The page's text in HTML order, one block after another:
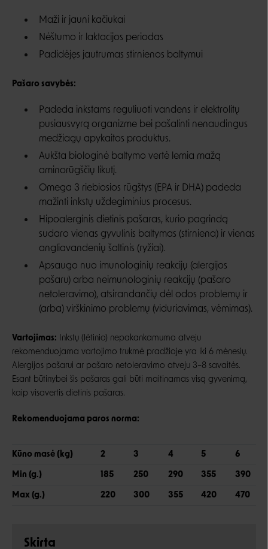
Maži ir jauni kačiukai
Nėštumo ir laktacijos periodas
Padidėjęs jautrumas stirnienos baltymui
Pašaro savybės:
Padeda inkstams reguliuoti vandens ir elektrolitų
pusiausvyrą organizme bei pašalinti nenaudingus
medžiagų apykaitos produktus.
Aukšta biologinė baltymo vertė lemia mažą
aminorūgščių likutį.
Omega 3 riebiosios rūgštys (EPA ir DHA) padeda
mažinti inkstų uždegiminius procesus.
Hipoalerginis dietinis pašaras, kurio pagrindą
sudaro vienas gyvulinis baltymas (stirniena) ir vienas
angliavandenių šaltinis (ryžiai).
Apsaugo nuo imunologinių reakcijų (alergijos
pašaru) arba neimunologinių reakcijų (pašaro
netoleravimo), atsirandančių dėl odos problemų ir
(arba) virškinimo problemų (viduriavimas, vėmimas).
Vartojimas: Inkstų (lėtinio) nepakankamumo atveju
rekomenduojama vartojimo trukmė pradžioje yra iki 6 mėnesių.
Alergijos pašarui ar pašaro netoleravimo atveju 3–8 savaitės.
Esant būtinybei šis pašaras gali būti maitinamas visą gyvenimą,
kaip visavertis dietinis pašaras.
Rekomenduojama paros norma:
Kūno masė (kg) 2 3 4 5 6
Min (g.) 185 250 290 355 390
Max (g.) 220 300 355 420 470
Skirta